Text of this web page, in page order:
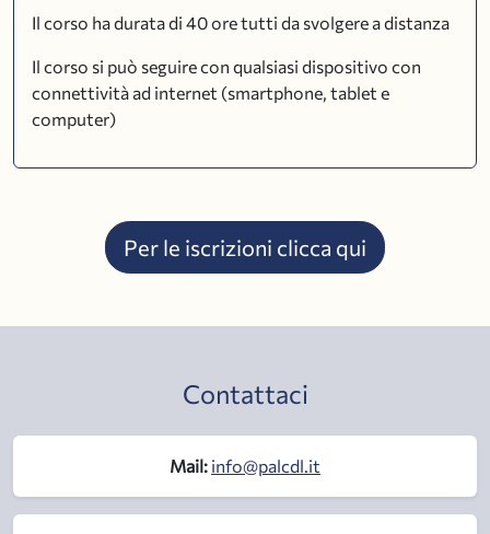
Il corso ha durata di 40 ore tutti da svolgere a distanza
Il corso si può seguire con qualsiasi dispositivo con
connettività ad internet (smartphone, tablet e
computer)
Per le iscrizioni clicca qui
Contattaci
Mail: info@palcdl.it